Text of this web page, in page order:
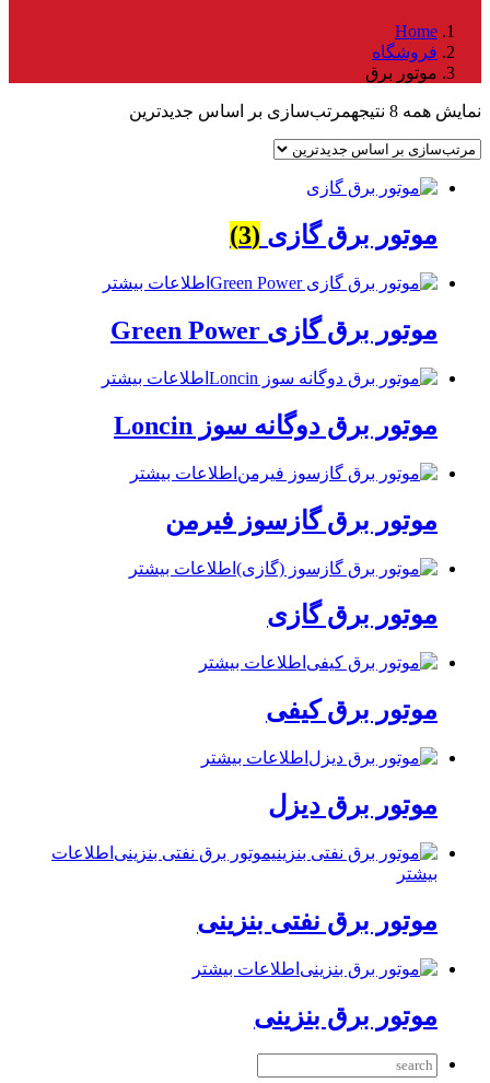
Home
فروشگاه
موتور برق
نمایش همه 8 نتیجه مرتب‌سازی بر اساس جدیدترین
موتور برق گازی (3)
اطلاعات بیشتر
موتور برق گازی Green Power
اطلاعات بیشتر
موتور برق دوگانه سوز Loncin
اطلاعات بیشتر
موتور برق گازسوز فیرمن
اطلاعات بیشتر
موتور برق گازی
اطلاعات بیشتر
موتور برق کیفی
اطلاعات بیشتر
موتور برق دیزل
اطلاعات
بیشتر
موتور برق نفتی بنزینی
اطلاعات بیشتر
موتور برق بنزینی